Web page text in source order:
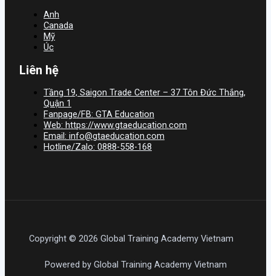
Anh
Canada
Mỹ
Úc
Liên hệ
Tầng 19, Saigon Trade Center – 37 Tôn Đức Thắng,
Quận 1
Fanpage/FB: GTA Education
Web: https://www.gtaeducation.com
Email: info@gtaeducation.com
Hotline/Zalo: 0888-558-168
Copyright © 2026 Global Training Academy Vietnam
Powered by Global Training Academy Vietnam